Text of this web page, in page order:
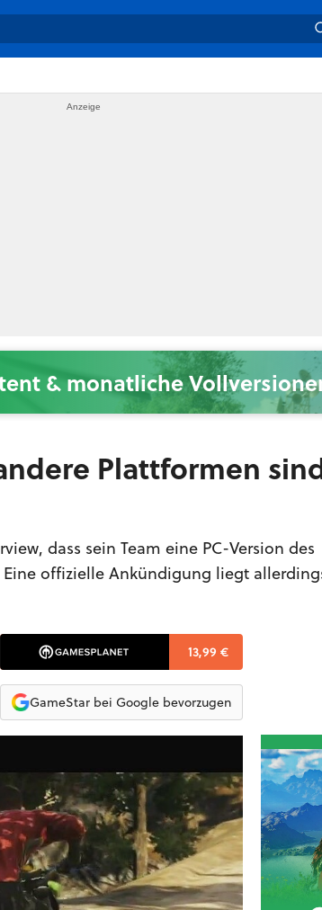
& monatliche
Plattformen
dass sein Team eine PC-Version des
offizielle Ankündigung liegt
13,99 €
GameStar bei Google bevorzugen